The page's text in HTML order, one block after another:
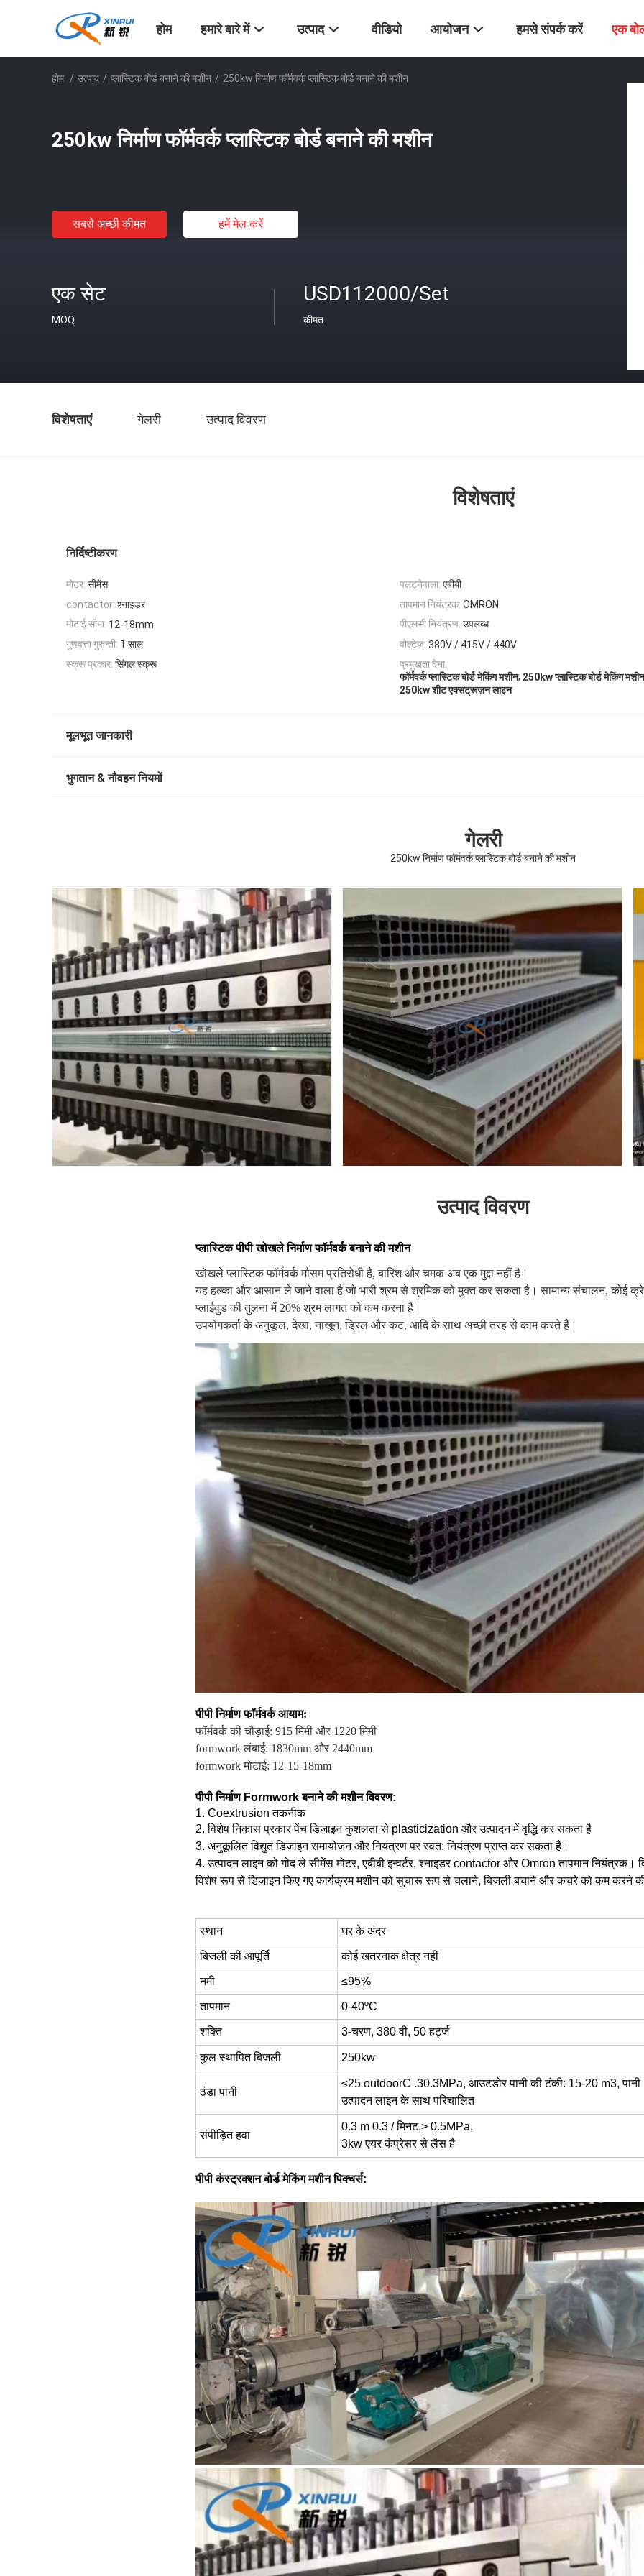
होम हमारे बारे में उत्पाद वीडियो आयोजन हमसे संपर्क करें एक
होम / उत्पाद / प्लास्टिक बोर्ड बनाने की मशीन / 250kw निर्माण फॉर्मवर्क प्लास्टिक बोर्ड बनाने की मशीन
250kw निर्माण फॉर्मवर्क प्लास्टिक बोर्ड बनाने की मशीन
सबसे अच्छी कीमत हमें मेल करें
एक सेट
MOQ
USD112000/Set
कीमत
विशेषताएं गेलरी उत्पाद विवरण
विशेषताएं
निर्दिष्टीकरण
मोटर: सीमेंस पलटनेवाला: एबीबी
contactor: श्नाइडर तापमान नियंत्रक: OMRON
मोटाई सीमा: 12-18mm पीएलसी नियंत्रण: उपलब्ध
गुणवत्ता गुरुन्ती: 1 साल वोल्टेज: 380V / 415V / 440V
स्क्रू प्रकार: सिंगल स्क्रू
प्रमुखता देना:
फॉर्मवर्क प्लास्टिक बोर्ड मेकिंग मशीन, 250kw प्लास्टिक बोर्ड मेकिंग मशीन
250kw शीट एक्सट्रूज़न लाइन
मूलभूत जानकारी
भुगतान & नौवहन नियमों
गेलरी
250kw निर्माण फॉर्मवर्क प्लास्टिक बोर्ड बनाने की मशीन
उत्पाद विवरण
प्लास्टिक पीपी खोखले निर्माण फॉर्मवर्क बनाने की मशीन
खोखले प्लास्टिक फॉर्मवर्क मौसम प्रतिरोधी है, बारिश और चमक अब एक मुद्दा नहीं है।
यह हल्का और आसान ले जाने वाला है जो भारी श्रम से श्रमिक को मुक्त कर सकता है। सामान्य संचालन, कोई
प्लाईवुड की तुलना में 20% श्रम लागत को कम करना है।
उपयोगकर्ता के अनुकूल, देखा, नाखून, ड्रिल और कट, आदि के साथ अच्छी तरह से काम करते हैं।
पीपी निर्माण फॉर्मवर्क आयाम:
फॉर्मवर्क की चौड़ाई: 915 मिमी और 1220 मिमी
formworkलंबाई: 1830mm और 2440mm
formworkमोटाई: 12-15-18mm
पीपी निर्माण Formwork बनाने की मशीन विवरण:
1. Coextrusion तकनीक
2. विशेष निकास प्रकार पेंच डिजाइन कुशलता से plasticization और उत्पादन में वृद्धि कर सकता है
3. अनुकूलित विद्युत डिजाइन समायोजन और नियंत्रण पर स्वत: नियंत्रण प्राप्त कर सकता है।
4. उत्पादन लाइन को गोद ले सीमेंस मोटर, एबीबी इन्वर्टर, श्नाइडर contactor और Omron तापमान
विशेष रूप से डिजाइन किए गए कार्यक्रम मशीन को सुचारू रूप से चलाने, बिजली बचाने और कचरे को कम करने
स्थान घर के अंदर
बिजली की आपूर्ति कोई खतरनाक क्षेत्र नहीं
नमी ≤95%
तापमान 0-40ºC
शक्ति 3-चरण, 380 वी, 50 हर्ट्ज
कुल स्थापित बिजली 250kw
ठंडा पानी
≤25 outdoorC .30.3MPa, आउटडोर पानी की टंकी: 15-20 m3, पानी
उत्पादन लाइन के साथ परिचालित
संपीड़ित हवा
0.3 m 0.3 / मिनट,> 0.5MPa,
3kw एयर कंप्रेसर से लैस है
पीपी कंस्ट्रक्शन बोर्ड मेकिंग मशीन पिक्चर्स: